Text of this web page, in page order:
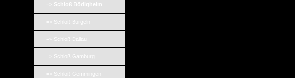
=> Schloß Bödigheim
=> Schloß Bürgeln
=> Schloß Dallau
=> Schloß Gamburg
=> Schloß Gemmingen